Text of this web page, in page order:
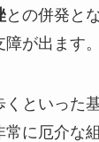
との併発と
が出ます。
くといった
常に厄介な